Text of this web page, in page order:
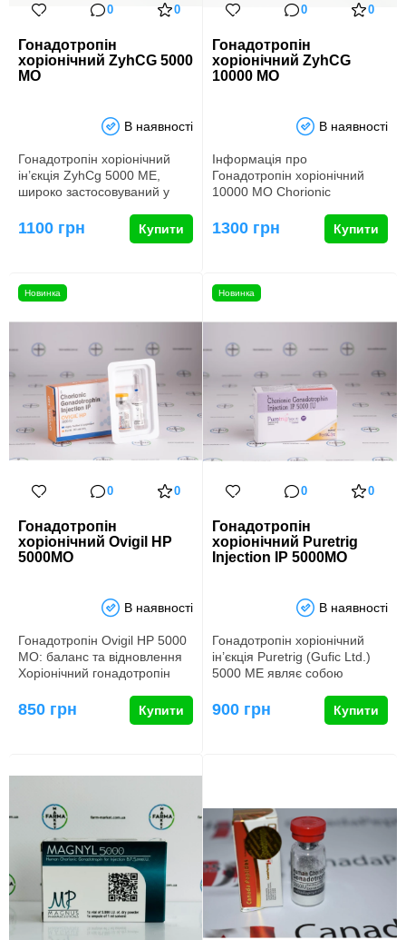
0 0
Гонадотропін
хоріонічний ZyhCG 5000
МО
В наявності
Гонадотропін хоріонічний
ін’єкція ZyhCg 5000 ME,
широко застосовуваний у
с…
1100 грн Купити
0 0
Гонадотропін
хоріонічний ZyhCG
10000 МО
В наявності
Інформація про
Гонадотропін хоріонічний
10000 МО Chorionic
фармакологічн…
1300 грн Купити
Новинка
0 0
Гонадотропін
хоріонічний Ovigil HP
5000МО
В наявності
Гонадотропін Ovigil HP 5000
МО: баланс та відновлення
Хоріонічний гонадотропін
850 грн Купити
Новинка
0 0
Гонадотропін
хоріонічний Puretrig
Injection IP 5000МО
В наявності
Гонадотропін хоріонічний
ін’єкція Puretrig (Gufic Ltd.)
5000 ME являє собою
900 грн Купити